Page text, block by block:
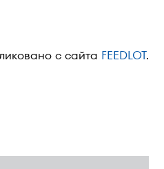
с сайта FEEDLOT.